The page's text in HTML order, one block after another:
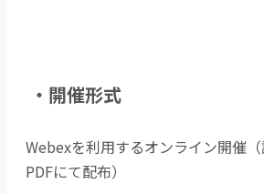
・開催形式
Webexを利用するオンライン開催
PDFにて配布）